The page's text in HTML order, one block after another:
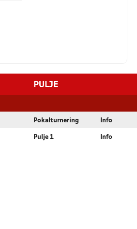
PULJE
Pokalturnering Info
Pulje 1 Info